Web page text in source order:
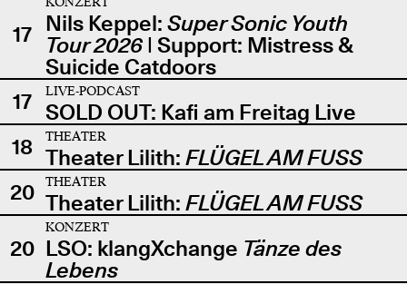
17 Nils Keppel: Super Sonic Youth
Tour 2026| Support: Mistress &
Suicide Catdoors
17
LIVE-PODCAST
SOLD OUT: Kafi am Freitag Live
18
THEATER
Theater Lilith: FLÜGEL AM FUSS
20
THEATER
Theater Lilith: FLÜGEL AM FUSS
20
KONZERT
LSO: klangXchange Tänze des
Lebens